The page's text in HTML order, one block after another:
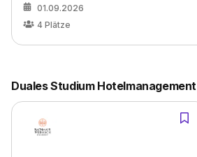
01.09.2026
4 Plätze
Duales Studium Hotelmanagement